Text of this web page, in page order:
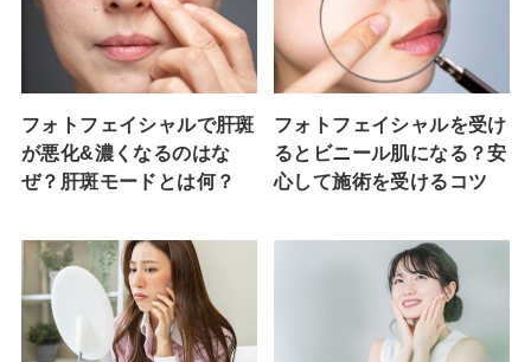
フォトフェイシャルで肝斑
が悪化&濃くなるのはな
ぜ？肝斑モードとは何？
フォトフェイシャルを受け
るとビニール肌になる？安
心して施術を受けるコツ